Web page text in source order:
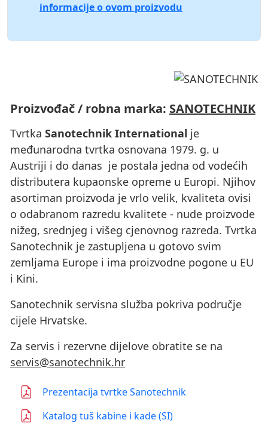
informacije o ovom proizvodu
Proizvođač / robna marka: SANOTECHNIK
Tvrtka Sanotechnik International je
međunarodna tvrtka osnovana 1979. g. u
Austriji i do danas je postala jedna od vodećih
distributera kupaonske opreme u Europi. Njihov
asortiman proizvoda je vrlo velik, kvaliteta ovisi
o odabranom razredu kvalitete - nude proizvode
nižeg, srednjeg i višeg cjenovnog razreda. Tvrtka
Sanotechnik je zastupljena u gotovo svim
zemljama Europe i ima proizvodne pogone u EU
i Kini.
Sanotechnik servisna služba pokriva područje
cijele Hrvatske.
Za servis i rezervne dijelove obratite se na
servis@sanotechnik.hr
Prezentacija tvrtke Sanotechnik
Katalog tuš kabine i kade (SI)